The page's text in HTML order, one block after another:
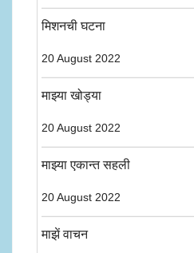
मिशनची घटना
20 August 2022
माझ्या खोड्या
20 August 2022
माझ्या एकान्त सहली
20 August 2022
माझें वाचन